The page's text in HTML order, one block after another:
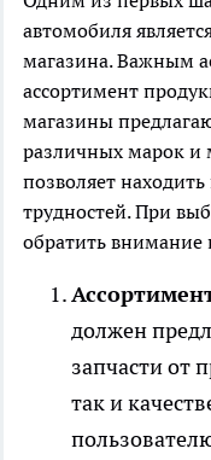
автомобиля
магазина. Важным
ассортимент
магазины
различных марок и
позволяет
трудностей. При
обратить
должен
запчасти от
так и